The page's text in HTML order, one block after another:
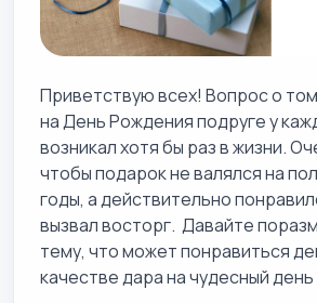
Приветствую всех! Вопрос о
на День Рождения подруге у
возникал хотя бы раз в жизни.
чтобы подарок не валялся на
годы, а действительно
вызвал восторг. Давайте
тему, что может понравиться
качестве дара на чудесный день